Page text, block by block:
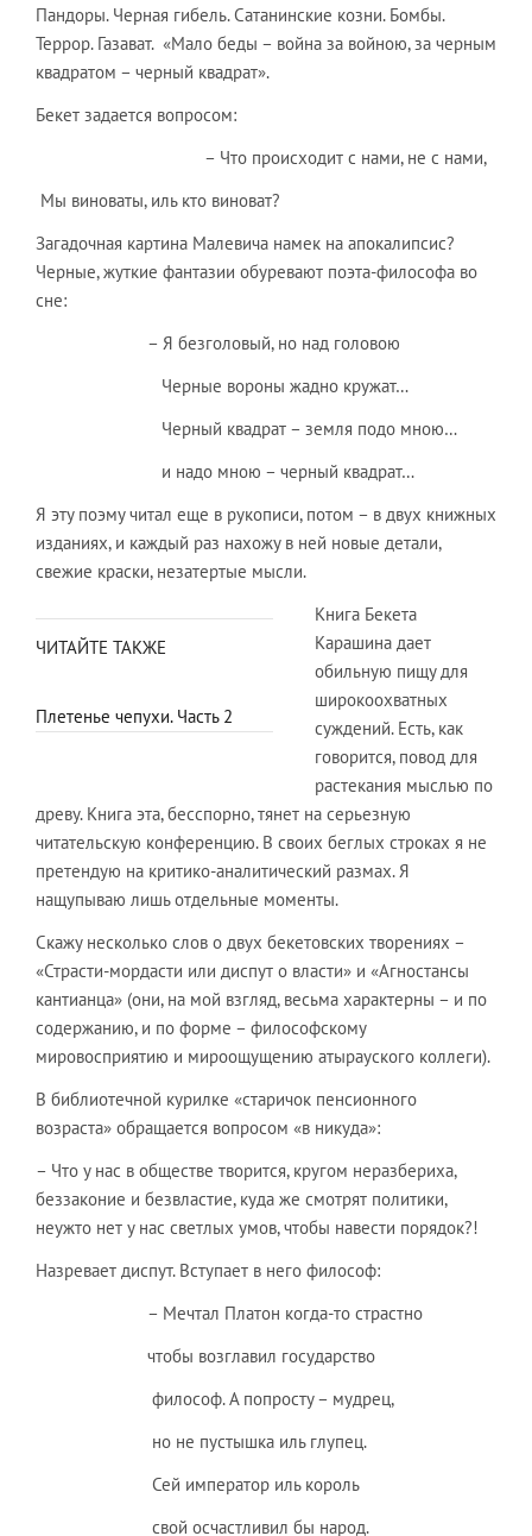
Пандоры. Черная гибель. Сатанинские козни. Бомбы.
Террор. Газават. «Мало беды – война за войною, за черным
квадратом – черный квадрат».
Бекет задается вопросом:
– Что происходит с нами, не с нами,
Мы виноваты, иль кто виноват?
Загадочная картина Малевича намек на апокалипсис?
Черные, жуткие фантазии обуревают поэта-философа во
сне:
– Я безголовый, но над головою
Черные вороны жадно кружат…
Черный квадрат – земля подо мною…
и надо мною – черный квадрат…
Я эту поэму читал еще в рукописи, потом – в двух книжных
изданиях, и каждый раз нахожу в ней новые детали,
свежие краски, незатертые мысли.
ЧИТАЙТЕ ТАКЖЕ
Плетенье чепухи. Часть 2
Книга Бекета
Карашина дает
обильную пищу для
широкоохватных
суждений. Есть, как
говорится, повод для
растекания мыслью по
древу. Книга эта, бесспорно, тянет на серьезную
читательскую конференцию. В своих беглых строках я не
претендую на критико-аналитический размах. Я
нащупываю лишь отдельные моменты.
Скажу несколько слов о двух бекетовских творениях –
«Страсти-мордасти или диспут о власти» и «Агностансы
кантианца» (они, на мой взгляд, весьма характерны – и по
содержанию, и по форме – философскому
мировосприятию и мироощущению атырауского коллеги).
В библиотечной курилке «старичок пенсионного
возраста» обращается вопросом «в никуда»:
– Что у нас в обществе творится, кругом неразбериха,
беззаконие и безвластие, куда же смотрят политики,
неужто нет у нас светлых умов, чтобы навести порядок?!
Назревает диспут. Вступает в него философ:
– Мечтал Платон когда-то страстно
чтобы возглавил государство
философ. А попросту – мудрец,
но не пустышка иль глупец.
Сей император иль король
свой осчастливил бы народ.